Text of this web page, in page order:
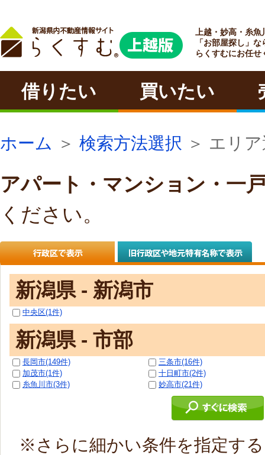
ラクチン
上越・妙高・糸魚
「お部屋探し」な
らくすむにお任せ
借りたい 買いたい
ホーム ＞ 検索方法選択 ＞ エリ
アパート・マンション・一
ください。
新潟県 - 新潟市
中央区(1件)
新潟県 - 市部
長岡市(149件)
三条市(16件)
加茂市(1件)
十日町市(2件)
糸魚川市(3件)
妙高市(21件)
※さらに細かい条件を指定す